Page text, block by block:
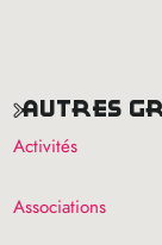
autres
Activités
Associations